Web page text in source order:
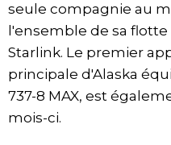
seule compagnie au
l'ensemble de sa
Starlink. Le premier
principale d'Alaska
737-8 MAX, est
mois-ci.